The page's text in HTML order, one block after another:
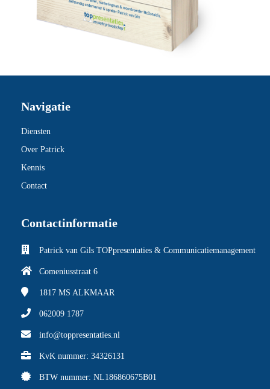
Navigatie
Diensten
Over Patrick
Kennis
Contact
Contactinformatie
Patrick van Gils TOPpresentaties & Communicatiemanagement
Comeniusstraat 6
1817 MS ALKMAAR
062009 1787
info@toppresentaties.nl
KvK nummer: 34326131
BTW nummer: NL186860675B01